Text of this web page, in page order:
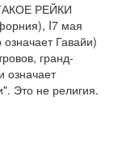
РЕЙКИ
I7 мая
Гавайи)
гранд-
означает
Это не религия.